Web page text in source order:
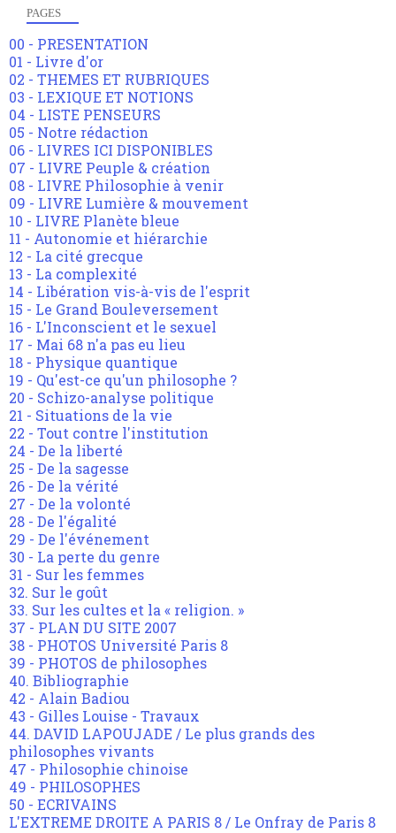
PAGES
00 - PRESENTATION
01 - Livre d'or
02 - THEMES ET RUBRIQUES
03 - LEXIQUE ET NOTIONS
04 - LISTE PENSEURS
05 - Notre rédaction
06 - LIVRES ICI DISPONIBLES
07 - LIVRE Peuple & création
08 - LIVRE Philosophie à venir
09 - LIVRE Lumière & mouvement
10 - LIVRE Planète bleue
11 - Autonomie et hiérarchie
12 - La cité grecque
13 - La complexité
14 - Libération vis-à-vis de l'esprit
15 - Le Grand Bouleversement
16 - L'Inconscient et le sexuel
17 - Mai 68 n'a pas eu lieu
18 - Physique quantique
19 - Qu'est-ce qu'un philosophe ?
20 - Schizo-analyse politique
21 - Situations de la vie
22 - Tout contre l'institution
24 - De la liberté
25 - De la sagesse
26 - De la vérité
27 - De la volonté
28 - De l'égalité
29 - De l'événement
30 - La perte du genre
31 - Sur les femmes
32. Sur le goût
33. Sur les cultes et la « religion. »
37 - PLAN DU SITE 2007
38 - PHOTOS Université Paris 8
39 - PHOTOS de philosophes
40. Bibliographie
42 - Alain Badiou
43 - Gilles Louise - Travaux
44. DAVID LAPOUJADE / Le plus grands des
philosophes vivants
47 - Philosophie chinoise
49 - PHILOSOPHES
50 - ECRIVAINS
L'EXTREME DROITE A PARIS 8 / Le Onfray de Paris 8